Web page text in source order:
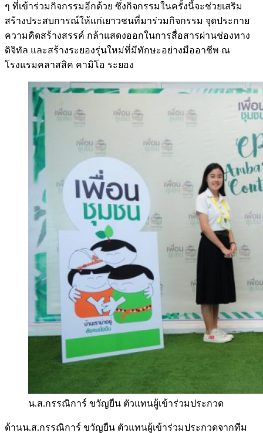
ๆ ที่เข้าร่วมกิจกรรมอีกด้วย ซึ่งกิจกรรมในครั้งนี้จะช่วยเสริม
สร้างประสบการณ์ให้แก่เยาวชนที่มาร่วมกิจกรรม จุดประกาย
ความคิดสร้างสรรค์ กล้าแสดงออกในการสื่อสารผ่านช่องทาง
ดิจิทัล และสร้างระยองรุ่นใหม่ที่มีทักษะอย่างมืออาชีพ ณ
โรงแรมคลาสสิค คามิโอ ระยอง
น.ส.กรรณิการ์ ขวัญยืน ตัวแทนผู้เข้าร่วมประกวด
ด้านน.ส.กรรณิการ์ ขวัญยืน ตัวแทนผู้เข้าร่วมประกวดจากทีม